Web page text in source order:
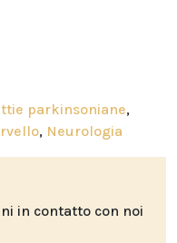
parkinsoniane,
, Neurologia
in contatto con noi